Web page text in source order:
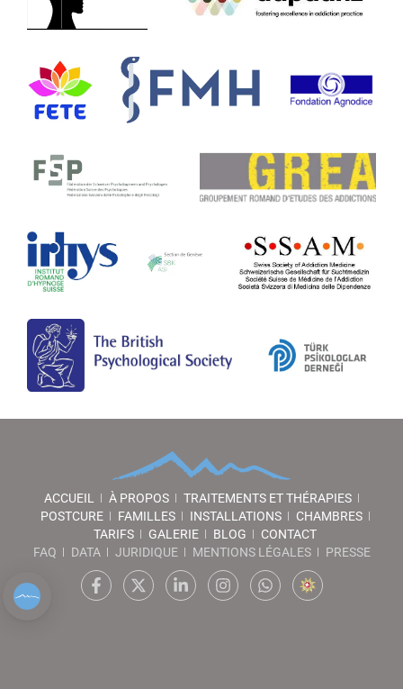
ACCUEIL À PROPOS
TRAITEMENTS ET THÉRAPIES
POSTCURE
FAMILLES INSTALLATIONS
CHAMBRES
TARIFS
GALERIE BLOG
CONTACT
FAQ
DATA JURIDIQUE MENTIONS LÉGALES PRESSE